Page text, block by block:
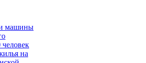
машины
человек
на